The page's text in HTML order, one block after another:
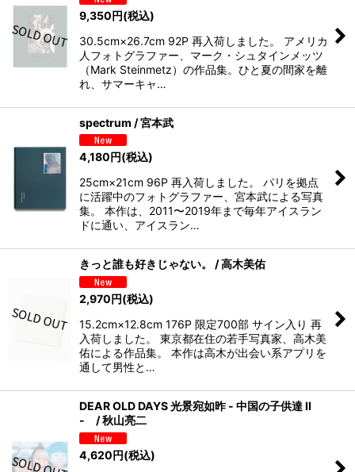
9,350円(税込)
30.5cm×26.7cm 92P 再入荷しました。 アメリカ
人フォトグラファー、マーク・シュタインメッツ
（Mark Steinmetz）の作品集。ひと夏の間家を離
れ、サマーキャ…
spectrum / 宮本武
4,180円(税込)
25cm×21cm 96P 再入荷しました。 パリを拠点
に活躍中のフォトグラファー、宮本武による写真
集。 本作は、2011〜2019年まで毎年アイスラン
ドに通い、アイスラン…
きっと誰も好きじゃない。 / 高木美佑
2,970円(税込)
15.2cm×12.8cm 176P 限定700部 サイン入り 再
入荷しました。 東京都在住の若手写真家、高木美
佑による作品集。 本作は高木が出会い系アプリを
通して男性と…
DEAR OLD DAYS 光景宛如昨 - 中国の子供達 II
- / 秋山亮二
4,620円(税込)